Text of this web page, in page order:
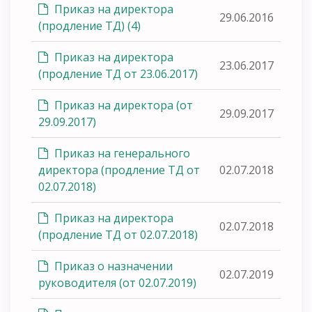
Приказ на директора
(продление ТД) (4)
29.06.2016
Приказ на директора
(продление ТД от 23.06.2017)
23.06.2017
Приказ на директора (от
29.09.2017)
29.09.2017
Приказ на генерального
директора (продление ТД от
02.07.2018)
02.07.2018
Приказ на директора
(продление ТД от 02.07.2018)
02.07.2018
Приказ о назначении
руководителя (от 02.07.2019)
02.07.2019